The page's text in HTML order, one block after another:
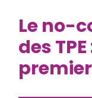
Le no-
des